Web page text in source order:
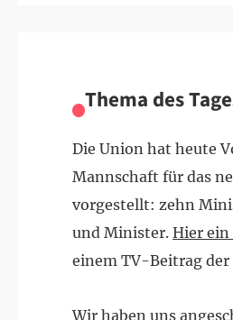
Thema des
Die Union hat heute
Mannschaft für das
vorgestellt: zehn
und Minister. Hier ein
einem TV-Beitrag der
Wir haben uns